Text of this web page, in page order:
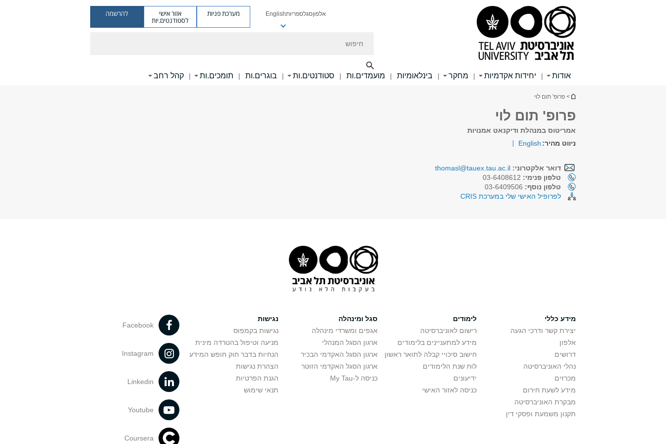
אלפוןסגלספריותEnglish מערכת פניות אזור אישי
לסטודנטים.יות
להרשמה
אודות | יחידות אקדמיות | מחקר | בינלאומיות | מועמדים.ות | סטודנטים.ות | בוגרים.ות | תומכים.ות | קהל רחב
הינך נמצא כאן
> פרופ' תום לוי
פרופ' תום לוי
אמריטוס במנהלת ודיקנאט אמנויות
ניווט מהיר: English
דואר אלקטרוני: thomasl@tauex.tau.ac.il
טלפון פנימי:
טלפון נוסף:
לפרופיל האישי שלי במערכת CRIS
מידע כללי
יצירת קשר ודרכי הגעה
אלפון
דרושים
נהלי האוניברסיטה
מכרזים
מידע לשעת חירום
מבקרת האוניברסיטה
תקנון משמעת ופסקי דין
לימודים
רישום לאוניברסיטה
מידע למתעניינים בלימודים
חישוב סיכויי קבלה לתואר ראשון
לוח שנת הלימודים
ידיעונים
כניסה לאזור האישי
סגל ומינהלה
אגפים ומשרדי מינהלה
ארגון הסגל המנהלי
ארגון הסגל האקדמי הבכיר
ארגון הסגל האקדמי הזוטר
כניסה ל-My Tau
נגישות
נגישות בקמפוס
מניעה וטיפול בהטרדה מינית
הנחיות בדבר חוק חופש המידע
הצהרת נגישות
הגנת הפרטיות
תנאי שימוש
Facebook
Instagram
Linkedin
Youtube
Coursera